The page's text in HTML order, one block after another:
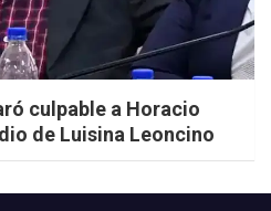
culpable a Horacio
de Luisina Leoncino